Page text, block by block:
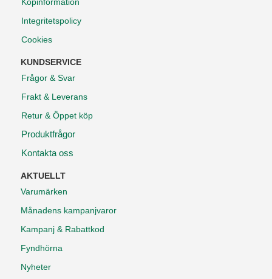
Köpinformation
Integritetspolicy
Cookies
KUNDSERVICE
Frågor & Svar
Frakt & Leverans
Retur & Öppet köp
Produktfrågor
Kontakta oss
AKTUELLT
Varumärken
Månadens kampanjvaror
Kampanj & Rabattkod
Fyndhörna
Nyheter